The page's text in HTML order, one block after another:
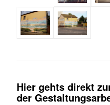
Hier gehts direkt
der